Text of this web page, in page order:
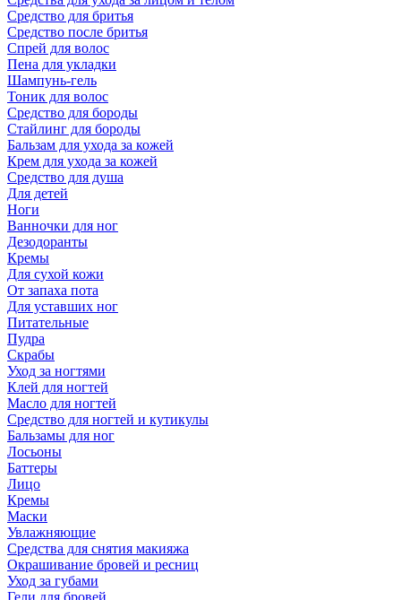
Средство для бритья
Средство после бритья
Спрей для волос
Пена для укладки
Шампунь-гель
Тоник для волос
Средство для бороды
Стайлинг для бороды
Бальзам для ухода за кожей
Крем для ухода за кожей
Средство для душа
Для детей
Ноги
Ванночки для ног
Дезодоранты
Кремы
Для сухой кожи
От запаха пота
Для уставших ног
Питательные
Пудра
Скрабы
Уход за ногтями
Клей для ногтей
Масло для ногтей
Средство для ногтей и кутикулы
Бальзамы для ног
Лосьоны
Баттеры
Лицо
Кремы
Маски
Увлажняющие
Средства для снятия макияжа
Окрашивание бровей и ресниц
Уход за губами
Гели для бровей